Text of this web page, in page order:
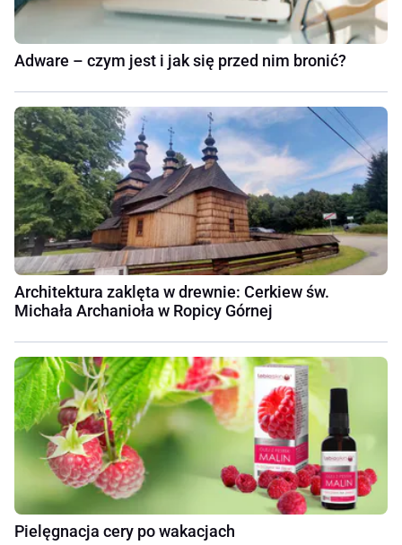
Adware – czym jest i jak się przed nim bronić?
Architektura zaklęta w drewnie: Cerkiew św.
Michała Archanioła w Ropicy Górnej
Pielęgnacja cery po wakacjach